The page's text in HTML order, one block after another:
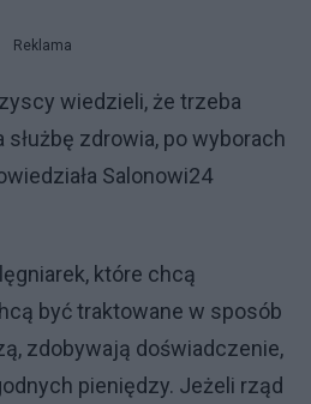
Reklama
wiedzieli, że trzeba
służbę zdrowia, po wyborach
Salonowi24
które chcą
być traktowane w sposób
zdobywają doświadczenie,
pieniędzy. Jeżeli rząd